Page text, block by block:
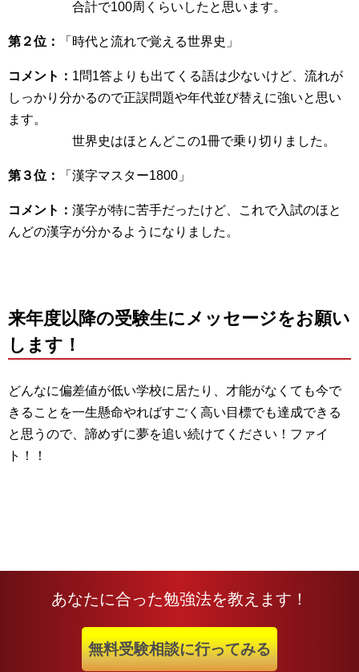
合計で100周くらいしたと思います。
第２位： 「時代と流れで覚える世界史」
コメント： 1問1答よりも出てくる語は少ないけど、流れが
しっかり分かるので正誤問題や年代並び替えに強いと思い
ます。
世界史はほとんどこの1冊で乗り切りました。
第３位： 「漢字マスター1800」
コメント： 漢字が特に苦手だったけど、これで入試のほと
んどの漢字が分かるようになりました。
来年度以降の受験生にメッセージをお願い
します！
どんなに偏差値が低い学校に居たり、才能がなくても今で
きることを一生懸命やればすごく高い目標でも達成できる
と思うので、諦めずに夢を追い続けてください！ファイ
ト！！
あなたに合った勉強法を教えます！
無料受験相談に行ってみる